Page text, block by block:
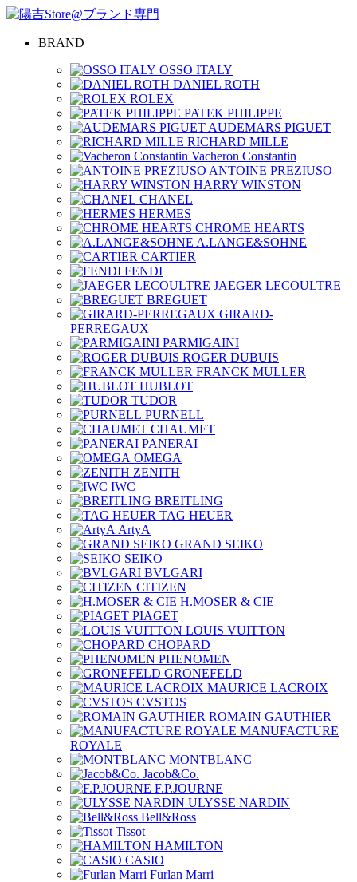
BRAND
OSSO ITALY
DANIEL ROTH
ROLEX
PATEK PHILIPPE
AUDEMARS PIGUET
RICHARD MILLE
Vacheron Constantin
ANTOINE PREZIUSO
HARRY WINSTON
CHANEL
HERMES
CHROME HEARTS
A.LANGE&SOHNE
CARTIER
FENDI
JAEGER LECOULTRE
BREGUET
GIRARD-
PERREGAUX
PARMIGAINI
ROGER DUBUIS
FRANCK MULLER
HUBLOT
TUDOR
PURNELL
CHAUMET
PANERAI
OMEGA
ZENITH
IWC
BREITLING
TAG HEUER
ArtyA
GRAND SEIKO
SEIKO
BVLGARI
CITIZEN
H.MOSER & CIE
PIAGET
LOUIS VUITTON
CHOPARD
PHENOMEN
GRONEFELD
MAURICE LACROIX
CVSTOS
ROMAIN GAUTHIER
MANUFACTURE
ROYALE
MONTBLANC
Jacob&Co.
F.P.JOURNE
ULYSSE NARDIN
Bell&Ross
Tissot
HAMILTON
CASIO
Furlan Marri